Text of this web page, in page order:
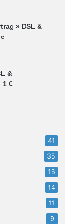
» DSL &
&
1 €
41
35
16
14
11
9